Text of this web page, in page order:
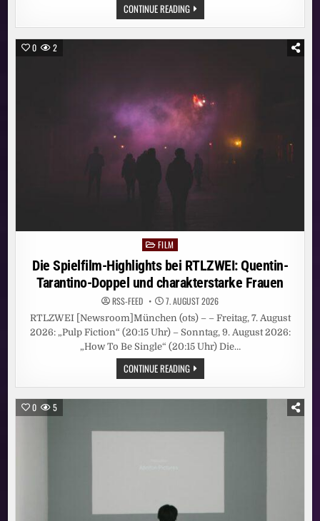
CONTINUE READINGVODAFONE
BAUT
IN
NECKARSULM:
0 2
Posted
in
FILM
Die Spielfilm-Highlights bei RTLZWEI: Quentin-
Tarantino-Doppel und charakterstarke Frauen
RSS-FEED 7. AUGUST 2026
RTLZWEI [Newsroom]München (ots) – – Freitag, 7. August
2026: „Pulp Fiction“ (20:15 Uhr) – Sonntag, 9. August 2026:
„How To Be Single“ (20:15 Uhr) Die…
CONTINUE READINGDIE
SPIELFILM-
HIGHLIGHTS
BEI
DOPPEL
0 5